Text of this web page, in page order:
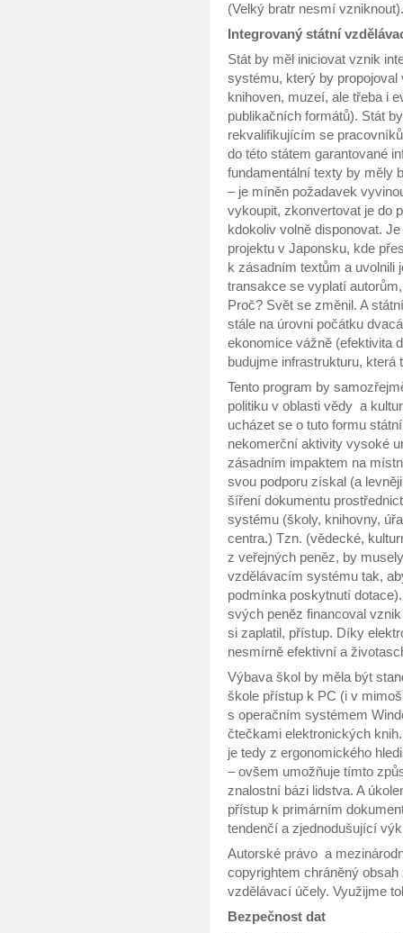
(Velký bratr nesmí vzniknout).
Integrovaný státní
Stát by měl iniciovat vznik
systému, který by
knihoven, muzeí, ale třeba i
publikačních formátů). Stát
rekvalifikujícím se
do této státem garantované
fundamentální texty by měly
– je míněn požadavek
vykoupit, zkonvertovat je do
kdokoliv volně disponovat.
projektu v Japonsku, kde
k zásadním textům a uvolnili
transakce se vyplatí
Proč? Svět se změnil. A
stále na úrovni počátku
ekonomice vážně (efektivita
budujme infrastrukturu,
Tento program by
politiku v oblasti vědy a
ucházet se o tuto formu
nekomerční aktivity vysoké
zásadním impaktem na
svou podporu získal (a
šíření dokumentu
systému (školy, knihovny,
centra.) Tzn. (vědecké,
z veřejných peněz, by
vzdělávacím systému tak,
podmínka poskytnutí
svých peněz financoval
si zaplatil, přístup. Díky
nesmírně efektivní a
Výbava škol by měla být
škole přístup k PC (i v
s operačním systémem
čtečkami elektronických
je tedy z ergonomického
– ovšem umožňuje tímto
znalostní bázi lidstva. A
přístup k primárním
tendenčí a zjednodušující
Autorské právo a
copyrightem chráněný
vzdělávací účely. Využijme
Bezpečnost dat